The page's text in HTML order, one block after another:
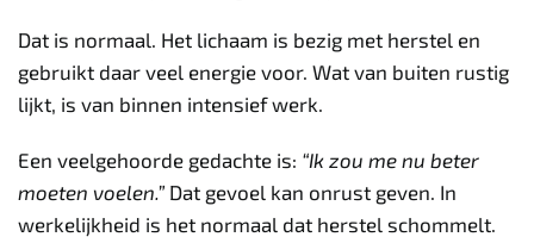
Dat is normaal. Het lichaam is bezig met herstel en
gebruikt daar veel energie voor. Wat van buiten rustig
lijkt, is van binnen intensief werk.
Een veelgehoorde gedachte is: “Ik zou me nu beter
moeten voelen.”Dat gevoel kan onrust geven. In
werkelijkheid is het normaal dat herstel schommelt.